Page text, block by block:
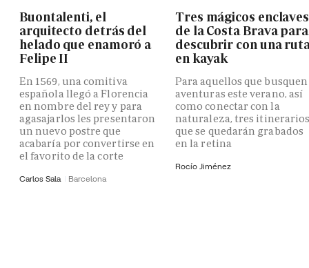
Buontalenti, el
arquitecto detrás del
helado que enamoró a
Felipe II
En 1569, una comitiva
española llegó a Florencia
en nombre del rey y para
agasajarlos les presentaron
un nuevo postre que
acabaría por convertirse en
el favorito de la corte
Carlos Sala Barcelona
Tres mágicos enclaves
de la Costa Brava para
descubrir con una
en kayak
Para aquellos que busquen
aventuras este verano, así
como conectar con la
naturaleza, tres
que se quedarán grabados
en la retina
Rocío Jiménez